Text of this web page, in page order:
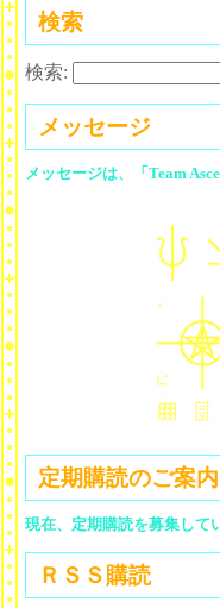
検索
検索:
メッセージ
メッセージは、「Team
定期購読のご案内
現在、定期購読を募集して
ＲＳＳ購読